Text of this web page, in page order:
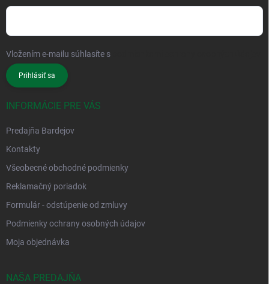
Vložením e-mailu súhlasíte s
Prihlásiť sa
INFORMÁCIE PRE VÁS
Predajňa Bardejov
Kontakty
Všeobecné obchodné podmienky
Reklamačný poriadok
Formulár - odstúpenie od zmluvy
Podmienky ochrany osobných údajov
Moja objednávka
NAŠA PREDAJŇA